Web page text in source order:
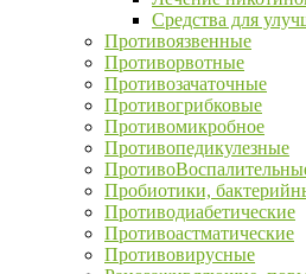
Средства для
Противоязвенные
Противорвотные
Противозачаточные
Противогрибковые
Противомикробное
Противопедикулезные
Пробиотики,
Противодиабетические
Противоастматические
Противовирусные